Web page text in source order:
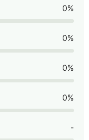
0%
0%
0%
0%
-